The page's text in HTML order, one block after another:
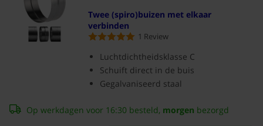
Twee (spiro)buizen met elkaar
verbinden
1 Review
Luchtdichtheidsklasse C
Schuift direct in de buis
Gegalvaniseerd staal
Op werkdagen voor 16:30 besteld, morgen bezorgd